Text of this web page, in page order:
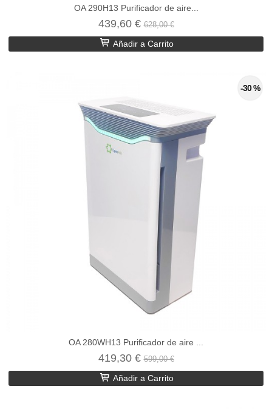
OA 290H13 Purificador de aire...
439,60 €628,00 €
Añadir a Carrito
-30 %
OA 280WH13 Purificador de aire ...
419,30 €599,00 €
Añadir a Carrito